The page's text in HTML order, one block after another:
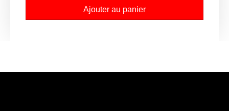
Ajouter au panier